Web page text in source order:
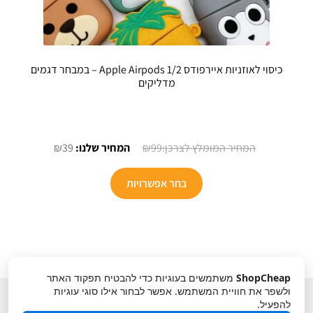
כיסוי לאוזניות איירפודס Apple Airpods 1/2 – במבחר דגמים
מדליקים
₪99
המחיר
המקורי
היה:
₪99.
₪39 המחיר
בחר אפשרויות
למוצר
לבחור
את
ShopCheap משתמשים בעוגיות כדי להבטיח תפקוד האתר
ולשפר את חוויית המשתמש. אפשר לבחור אילו סוגי עוגיות
להפעיל.